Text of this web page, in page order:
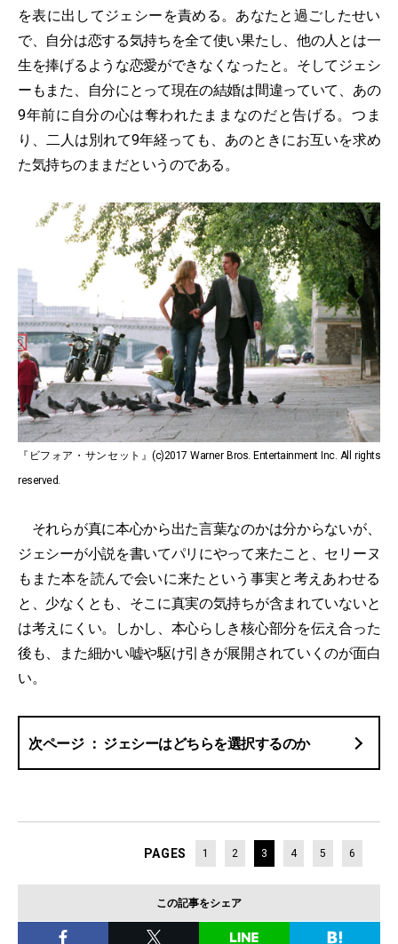
を表に出してジェシーを責める。あなたと過ごしたせい
で、自分は恋する気持ちを全て使い果たし、他の人とは一
生を捧げるような恋愛ができなくなったと。そしてジェシ
ーもまた、自分にとって現在の結婚は間違っていて、あの
9年前に自分の心は奪われたままなのだと告げる。つま
り、二人は別れて9年経っても、あのときにお互いを求め
た気持ちのままだというのである。
『ビフォア・サンセット』(c)2017 Warner Bros. Entertainment Inc. All rights
reserved.
それらが真に本心から出た言葉なのかは分からないが、
ジェシーが小説を書いてパリにやって来たこと、セリーヌ
もまた本を読んで会いに来たという事実と考えあわせる
と、少なくとも、そこに真実の気持ちが含まれていないと
は考えにくい。しかし、本心らしき核心部分を伝え合った
後も、また細かい嘘や駆け引きが展開されていくのが面白
い。
ジェシーはどちらを選択するのか
PAGES 1 2 3 4 5 6
この記事をシェア